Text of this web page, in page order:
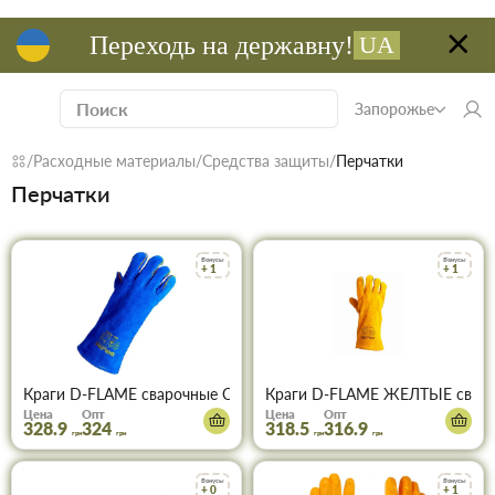
Переходь на державну! UA
Запорожье
Расходные материалы Средства защиты Перчатки
Перчатки
Бонусы
+ 1
Краги D-FLAME сварочные СИНИЕ 4508
Цена
328.9 грн
Опт
324 грн
Бонусы
+ 1
Краги D-FLAME ЖЕЛТЫЕ
Цена
318.5 грн
Опт
316.9 грн
Бонусы
+ 0
Бонусы
+ 1